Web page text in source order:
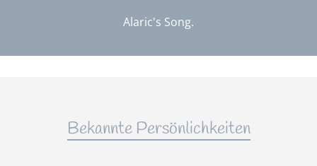
Alaric's Song.
Bekannte Persönlichkeiten